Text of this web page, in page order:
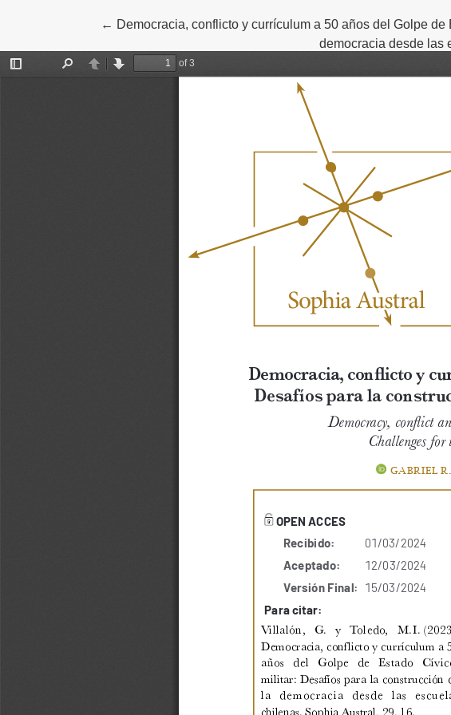
← Volver a los detalles del artículo
Democracia, conflicto y currículum a 50 años del Golpe
democracia desde las